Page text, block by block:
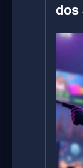
dos